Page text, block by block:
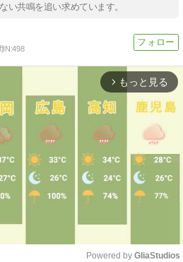
い共鳴を追い求めています。
IN:498
arrow_forward_ios もっと見る
Powered by GliaStudios